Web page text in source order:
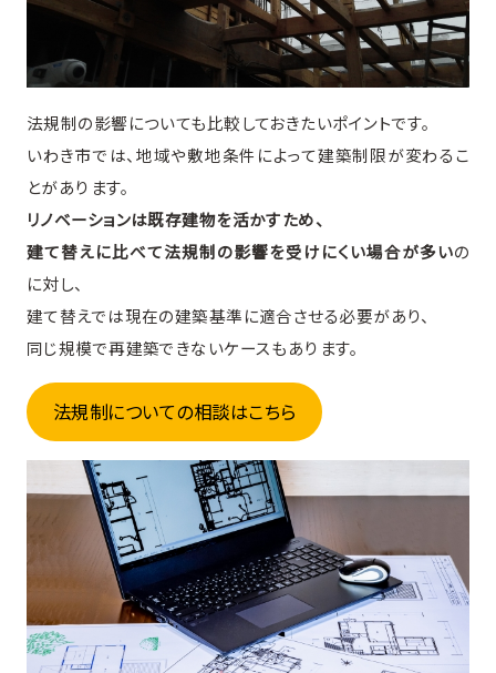
法規制の影響についても比較しておきたいポイントです。
いわき市では、地域や敷地条件によって建築制限が変わるこ
とがあります。
リノベーションは既存建物を活かすため、
建て替えに比べて法規制の影響を受けにくい場合が多いの
に対し、
建て替えでは現在の建築基準に適合させる必要があり、
同じ規模で再建築できないケースもあります。
法規制についての相談はこちら